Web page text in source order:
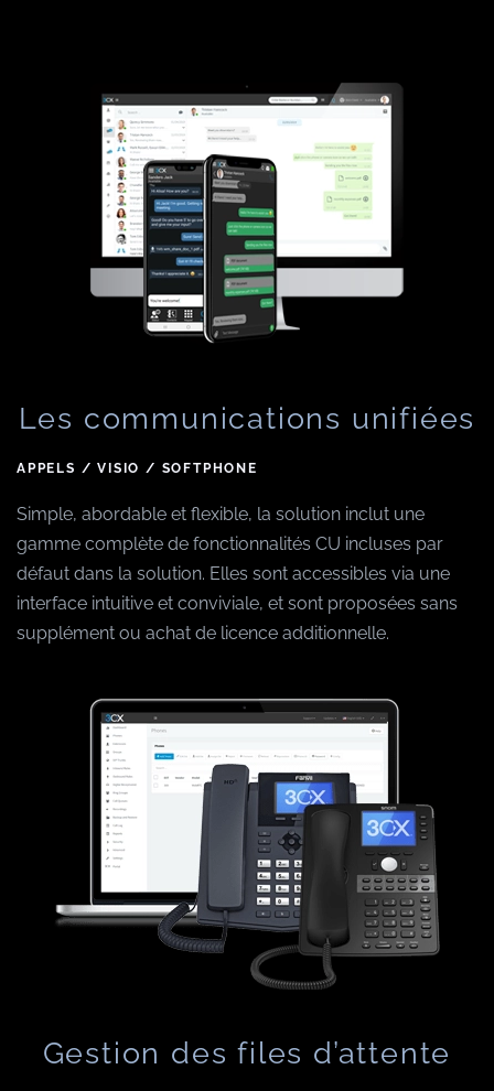
Les communications unifiées
APPELS / VISIO / SOFTPHONE
Simple, abordable et flexible, la solution inclut une
gamme complète de fonctionnalités CU incluses par
défaut dans la solution. Elles sont accessibles via une
interface intuitive et conviviale, et sont proposées sans
supplément ou achat de licence additionnelle.
Gestion des files d’attente